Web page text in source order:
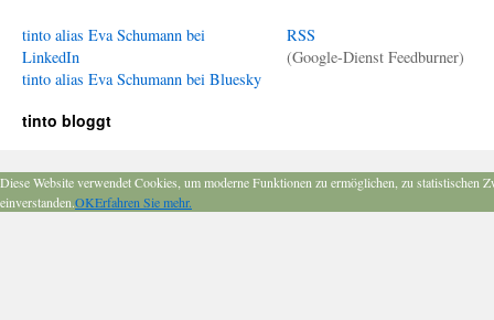
tinto alias Eva Schumann bei
LinkedIn
tinto alias Eva Schumann bei Bluesky
RSS
(Google-Dienst Feedburner)
tinto bloggt
Diese Website verwendet Cookies, um moderne Funktionen zu ermöglichen, zu
einverstanden.OKErfahren Sie mehr.